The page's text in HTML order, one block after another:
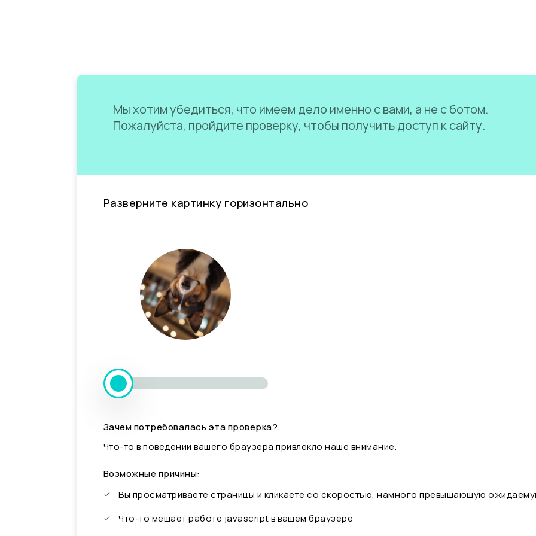
Мы хотим убедиться, что имеем дело именно с вами, а не с ботом.
Пожалуйста, пройдите проверку, чтобы получить доступ к сайту.
Разверните картинку горизонтально
Зачем потребовалась эта проверка?
Что-то в поведении вашего браузера привлекло наше внимание.
Возможные причины:
Вы просматриваете страницы и кликаете со скоростью, намного превышающую
Что-то мешает работе javascript в вашем браузере